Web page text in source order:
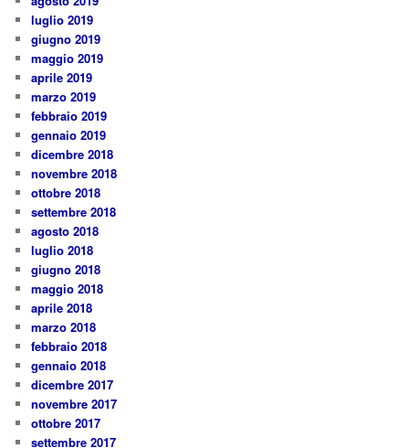
luglio 2019
giugno 2019
maggio 2019
aprile 2019
marzo 2019
febbraio 2019
gennaio 2019
dicembre 2018
novembre 2018
ottobre 2018
settembre 2018
agosto 2018
luglio 2018
giugno 2018
maggio 2018
aprile 2018
marzo 2018
febbraio 2018
gennaio 2018
dicembre 2017
novembre 2017
ottobre 2017
settembre 2017